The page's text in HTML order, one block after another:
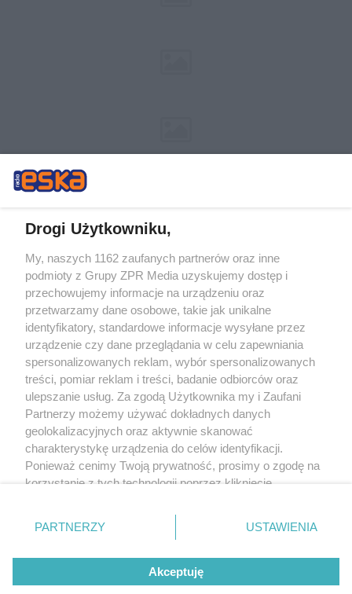
Żaden utwór zamieszczony w serwisie nie może być powielany i
rozpowszechniany lub dalej rozpowszechniany w jakikolwiek sposób (w
tym także elektroniczny lub mechaniczny) na jakimkolwiek polu
eksploatacji w jakiejkolwiek formie, włącznie z umieszczaniem w Internecie
bez pisemnej zgody właściciela praw. Jakiekolwiek użycie lub
wykorzystanie utworów w całości lub w części z naruszeniem prawa, tzn.
bez właściwej zgody, jest zabronione pod groźbą kary i może być ścigane
prawnie.
O nas
Drogi Użytkowniku,
My, naszych 1162 zaufanych partnerów oraz inne
podmioty z Grupy ZPR Media uzyskujemy dostęp i
przechowujemy informacje na urządzeniu oraz
przetwarzamy dane osobowe, takie jak unikalne
identyfikatory, standardowe informacje wysyłane przez
urządzenie czy dane przeglądania w celu zapewniania
spersonalizowanych reklam, wybór spersonalizowanych
treści, pomiar reklam i treści, badanie odbiorców oraz
ulepszanie usług. Za zgodą Użytkownika my i Zaufani
Partnerzy możemy używać dokładnych danych
geolokalizacyjnych oraz aktywnie skanować
charakterystykę urządzenia do celów identyfikacji.
Ponieważ cenimy Twoją prywatność, prosimy o zgodę na
korzystanie z tych technologii poprzez kliknięcie
zmienić/wycofać klikając przycisk ustawień prywatności
znajdujący się w lewym dolnym rogu strony
rodzaje przetwarzania danych nie wymagają zgody
użytkownika, ale masz prawo sprzeciwić się takiemu
przetwarzaniu. Preferencje będą miały zastosowanie tylko
PARTNERZY USTAWIENIA
Akceptuję